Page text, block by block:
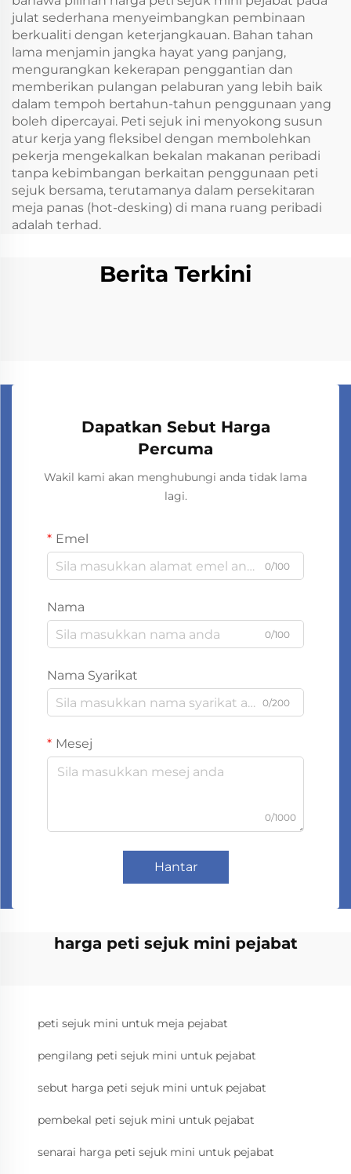
julat sederhana menyeimbangkan pembinaan
berkualiti dengan keterjangkauan. Bahan tahan
lama menjamin jangka hayat yang panjang,
mengurangkan kekerapan penggantian dan
memberikan pulangan pelaburan yang lebih baik
dalam tempoh bertahun-tahun penggunaan yang
boleh dipercayai. Peti sejuk ini menyokong susun
atur kerja yang fleksibel dengan membolehkan
pekerja mengekalkan bekalan makanan peribadi
tanpa kebimbangan berkaitan penggunaan peti
sejuk bersama, terutamanya dalam persekitaran
meja panas (hot-desking) di mana ruang peribadi
adalah terhad.
Berita Terkini
Dapatkan Sebut Harga
Percuma
Wakil kami akan menghubungi anda tidak lama
lagi.
Emel
0/100
Nama
0/100
Nama Syarikat
0/200
Mesej
0/1000
Hantar
harga peti sejuk mini pejabat
peti sejuk mini untuk meja pejabat
pengilang peti sejuk mini untuk pejabat
sebut harga peti sejuk mini untuk pejabat
pembekal peti sejuk mini untuk pejabat
senarai harga peti sejuk mini untuk pejabat